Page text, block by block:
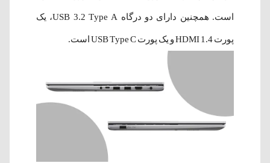
است. همچنین دارای دو درگاه USB 3.2 Type A، یک
پورت HDMI 1.4 و یک پورت USB Type C است.